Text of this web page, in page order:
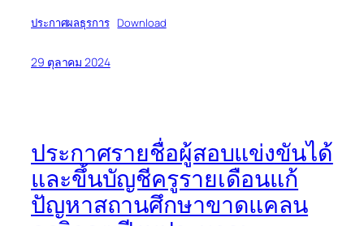
ประกาศผลธุรการ Download
29 ตุลาคม 2024
ประกาศรายชื่อผู้สอบแข่งขันได้
และขึ้นบัญชีครูรายเดือนแก้
ปัญหาสถานศึกษาขาดแคลน